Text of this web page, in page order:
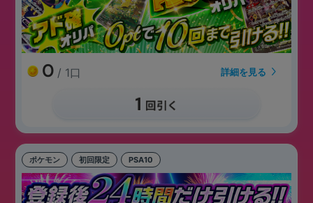
0 / 1口 詳細を見る
ポケモン 初回限定 PSA10